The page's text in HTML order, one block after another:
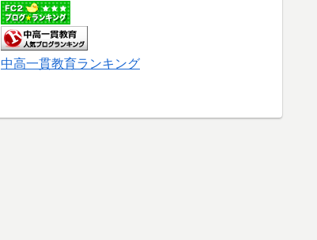
中高一貫教育ランキング